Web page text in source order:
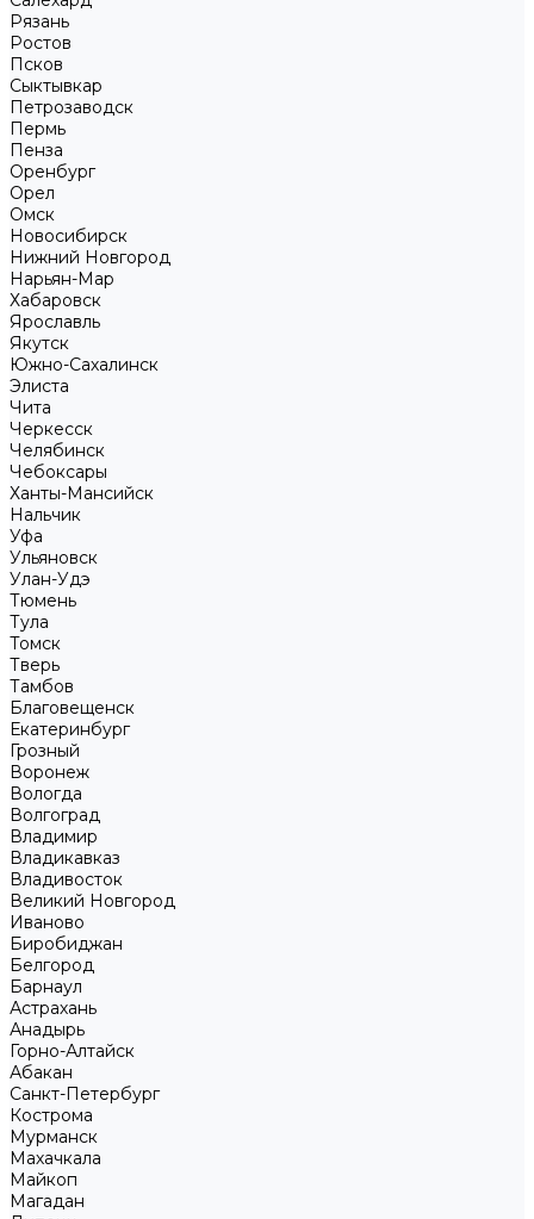
Рязань
Ростов
Псков
Сыктывкар
Петрозаводск
Пермь
Пенза
Оренбург
Орел
Омск
Новосибирск
Нижний Новгород
Нарьян-Мар
Хабаровск
Ярославль
Якутск
Южно-Сахалинск
Элиста
Чита
Черкесск
Челябинск
Чебоксары
Ханты-Мансийск
Нальчик
Уфа
Ульяновск
Улан-Удэ
Тюмень
Тула
Томск
Тверь
Тамбов
Благовещенск
Екатеринбург
Грозный
Воронеж
Вологда
Волгоград
Владимир
Владикавказ
Владивосток
Великий Новгород
Иваново
Биробиджан
Белгород
Барнаул
Астрахань
Анадырь
Горно-Алтайск
Абакан
Санкт-Петербург
Кострома
Мурманск
Махачкала
Майкоп
Магадан